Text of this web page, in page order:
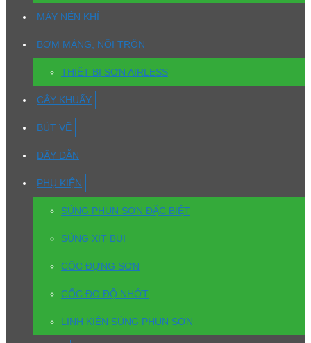
MÁY NÉN KHÍ
BƠM MÀNG, NỒI TRỘN
THIẾT BỊ SƠN AIRLESS
CÂY KHUẤY
BÚT VẼ
DÂY DẪN
PHỤ KIỆN
SÚNG PHUN SƠN ĐẶC BIỆT
SÚNG XỊT BỤI
CỐC ĐỰNG SƠN
CỐC ĐO ĐỘ NHỚT
LINH KIỆN SÚNG PHUN SƠN